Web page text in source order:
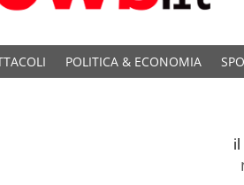
POLITICA & ECONOMIA
il